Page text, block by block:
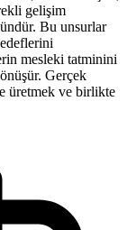
gelişim
Bu unsurlar
mesleki tatminini
Gerçek
üretmek ve birlikte